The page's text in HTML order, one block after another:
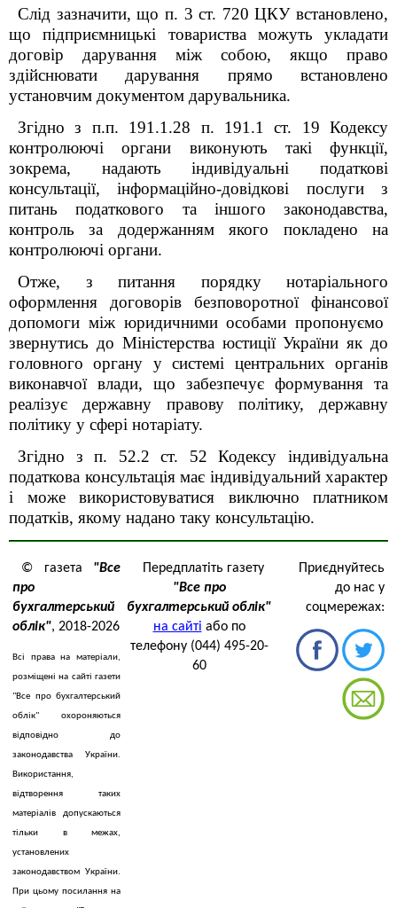
Слід зазначити, що п. 3 ст. 720 ЦКУ встановлено,
що підприємницькі товариства можуть укладати
договір дарування між собою, якщо право
здійснювати дарування прямо встановлено
установчим документом дарувальника.
Згідно з п.п. 191 .1.28 п. 191 .1 ст. 19 Кодексу
контролюючі органи виконують такі функції,
зокрема, надають індивідуальні податкові
консультації, інформаційно-довідкові послуги з
питань податкового та іншого законодавства,
контроль за додержанням якого покладено на
контролюючі органи.
Отже, з питання порядку нотаріального
оформлення договорів безповоротної фінансової
допомоги між юридичними особами пропонуємо
звернутись до Міністерства юстиції України як до
головного органу у системі центральних органів
виконавчої влади, що забезпечує формування та
реалізує державну правову політику, державну
політику у сфері нотаріату.
Згідно з п. 52.2 ст. 52 Кодексу індивідуальна
податкова консультація має індивідуальний характер
і може використовуватися виключно платником
податків, якому надано таку консультацію.
© газета "Все
про
бухгалтерський
облік", 2018-2026
Всі права на матеріали,
розміщені на сайті газети
"Все про бухгалтерський
облік" охороняються
відповідно до
законодавства України.
Використання,
відтворення таких
матеріалів допускаються
тільки в межах,
установлених
законодавством України.
При цьому посилання на
Передплатіть газету
"Все про
бухгалтерський облік"
на сайті або по
телефону (044) 495-20-
60
Приєднуйтесь
до нас у
соцмережах: